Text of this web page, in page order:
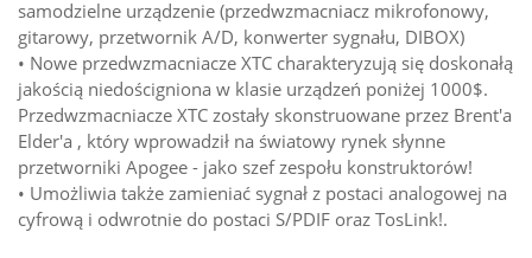
samodzielne urządzenie (przedwzmacniacz mikrofonowy,
gitarowy, przetwornik A/D, konwerter sygnału, DIBOX)
• Nowe przedwzmacniacze XTC charakteryzują się doskonałą
jakością niedościgniona w klasie urządzeń poniżej 1000$.
Przedwzmacniacze XTC zostały skonstruowane przez Brent'a
Elder'a , który wprowadził na światowy rynek słynne
przetworniki Apogee - jako szef zespołu konstruktorów!
• Umożliwia także zamieniać sygnał z postaci analogowej na
cyfrową i odwrotnie do postaci S/PDIF oraz TosLink!.